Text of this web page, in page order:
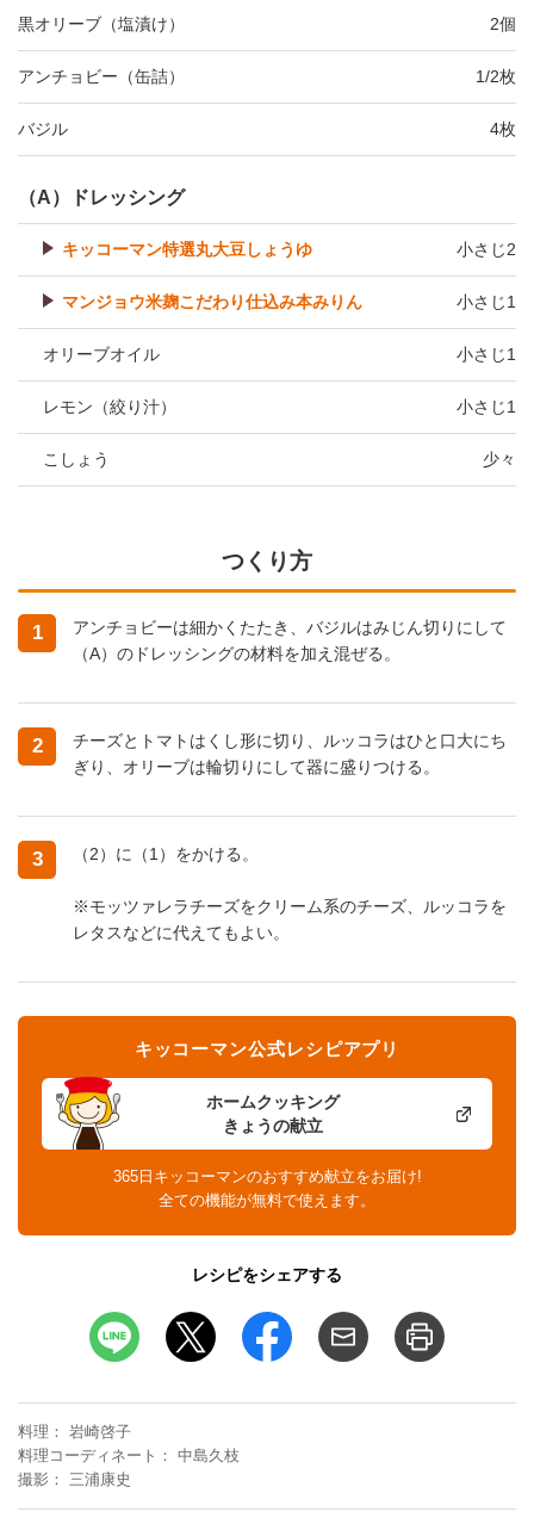
黒オリーブ（塩漬け） 2個
アンチョビー（缶詰） 1/2枚
バジル 4枚
（A）ドレッシング
キッコーマン特選丸大豆しょうゆ 小さじ2
マンジョウ米麹こだわり仕込み本みりん 小さじ1
オリーブオイル 小さじ1
レモン（絞り汁） 小さじ1
こしょう 少々
つくり方
1
アンチョビーは細かくたたき、バジルはみじん切りにして
（A）のドレッシングの材料を加え混ぜる。
2
チーズとトマトはくし形に切り、ルッコラはひと口大にち
ぎり、オリーブは輪切りにして器に盛りつける。
3 （2）に（1）をかける。
※モッツァレラチーズをクリーム系のチーズ、ルッコラを
レタスなどに代えてもよい。
ホームクッキング
きょうの献立
キッコーマン公式レシピアプリ
365日キッコーマンのおすすめ献立をお届け!
全ての機能が無料で使えます。
レシピをシェアする
料理
岩崎啓子
料理コーディネート
中島久枝
撮影
三浦康史